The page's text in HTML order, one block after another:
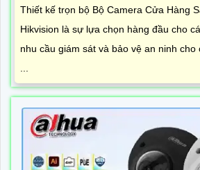
Thiết kế trọn bộ Bộ Camera Cửa Hàng
Hikvision là sự lựa chọn hàng đầu cho
nhu cầu giám sát và bảo vệ an ninh cho